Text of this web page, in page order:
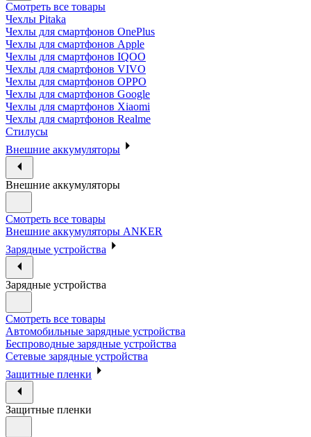
Смотреть все товары
Чехлы Pitaka
Чехлы для смартфонов OnePlus
Чехлы для смартфонов Apple
Чехлы для смартфонов IQOO
Чехлы для смартфонов VIVO
Чехлы для смартфонов OPPO
Чехлы для смартфонов Google
Чехлы для смартфонов Xiaomi
Чехлы для смартфонов Realme
Стилусы
Внешние аккумуляторы
Внешние аккумуляторы
Смотреть все товары
Внешние аккумуляторы ANKER
Зарядные устройства
Зарядные устройства
Смотреть все товары
Автомобильные зарядные устройства
Беспроводные зарядные устройства
Сетевые зарядные устройства
Защитные пленки
Защитные пленки